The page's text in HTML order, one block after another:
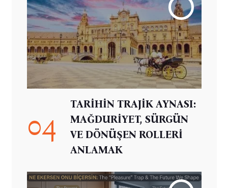
04
TARİHİN TRAJİK AYNASI:
MAĞDURİYET, SÜRGÜN
VE DÖNÜŞEN ROLLERİ
ANLAMAK